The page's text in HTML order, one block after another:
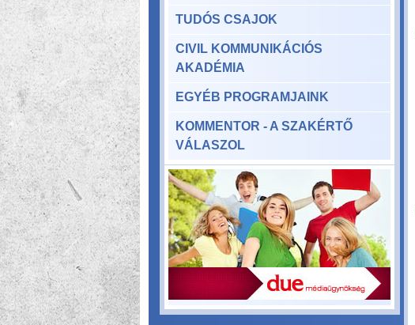
TUDÓS CSAJOK
CIVIL KOMMUNIKÁCIÓS
AKADÉMIA
EGYÉB PROGRAMJAINK
KOMMENTOR - A SZAKÉRTŐ
VÁLASZOL